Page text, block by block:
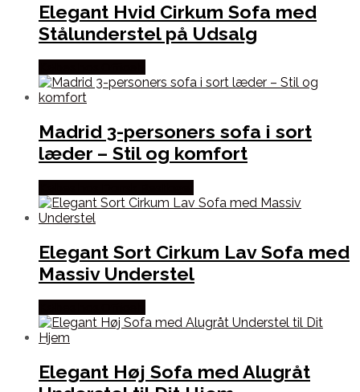
Elegant Hvid Cirkum Sofa med
Stålunderstel på Udsalg
Madrid 3-personers sofa i sort
læder – Stil og komfort
Elegant Sort Cirkum Lav Sofa med
Massiv Understel
Elegant Høj Sofa med Alugråt